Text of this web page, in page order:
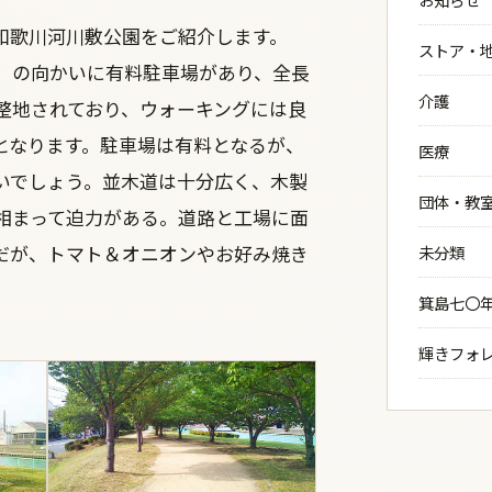
川河川敷公園をご紹介します。
向かいに有料駐車場があり、全長
されており、ウォーキングには良
ります。駐車場は有料となるが、
しょう。並木道は十分広く、木製
って迫力がある。道路と工場に面
、トマト＆オニオンやお好み焼き
ストア・
介護
医療
団体・教
未分類
箕島七〇
輝きフォ